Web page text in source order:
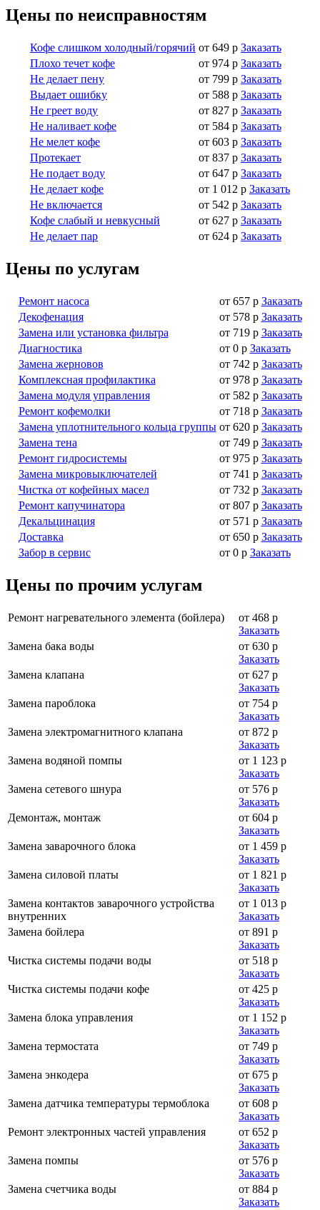
Цены по неисправностям
Кофе слишком холодный/горячий от 649 р Заказать
Плохо течет кофе
от 974 р Заказать
Не делает пену
от 799 р Заказать
Выдает ошибку
от 588 р Заказать
Не греет воду
от 827 р Заказать
Не наливает кофе
от 584 р Заказать
Не мелет кофе
от 603 р Заказать
Протекает
от 837 р Заказать
Не подает воду
от 647 р Заказать
Не делает кофе
от 1 012 р Заказать
Не включается
от 542 р Заказать
Кофе слабый и невкусный
от 627 р Заказать
Не делает пар
от 624 р Заказать
Цены по услугам
Ремонт насоса от 657 р Заказать
Декофенация
от 578 р Заказать
Замена или установка фильтра
от 719 р Заказать
Диагностика
от 0 р Заказать
Замена жерновов
от 742 р Заказать
Комплексная профилактика
от 978 р Заказать
Замена модуля управления
от 582 р Заказать
Ремонт кофемолки
от 718 р Заказать
Замена уплотнительного кольца группы от 620 р Заказать
Замена тена
от 749 р Заказать
Ремонт гидросистемы
от 975 р Заказать
Замена микровыключателей
от 741 р Заказать
Чистка от кофейных масел
от 732 р Заказать
Ремонт капучинатора
от 807 р Заказать
Декальцинация
от 571 р Заказать
Доставка
от 650 р Заказать
Забор в сервис
от 0 р Заказать
Цены по прочим услугам
Ремонт нагревательного элемента (бойлера)
от 468 р
Заказать
Замена бака воды
от 630 р
Заказать
Замена клапана
от 627 р
Заказать
Замена пароблока
от 754 р
Заказать
Замена электромагнитного клапана
от 872 р
Заказать
Замена водяной помпы
от 1 123 р
Заказать
Замена сетевого шнура
от 576 р
Заказать
Демонтаж, монтаж
от 604 р
Заказать
Замена заварочного блока
от 1 459 р
Заказать
Замена силовой платы
от 1 821 р
Заказать
Замена контактов заварочного устройства
внутренних
от 1 013 р
Заказать
Замена бойлера
от 891 р
Заказать
Чистка системы подачи воды
от 518 р
Заказать
Чистка системы подачи кофе
от 425 р
Заказать
Замена блока управления
от 1 152 р
Заказать
Замена термостата
от 749 р
Заказать
Замена энкодера
от 675 р
Заказать
Замена датчика температуры термоблока
от 608 р
Заказать
Ремонт электронных частей управления
от 652 р
Заказать
Замена помпы
от 576 р
Заказать
Замена счетчика воды
от 884 р
Заказать